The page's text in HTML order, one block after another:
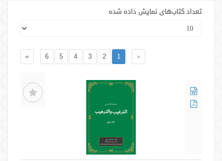
تعداد کتاب‌های نمایش داده شده
«
1
2
3
4
5
6
»